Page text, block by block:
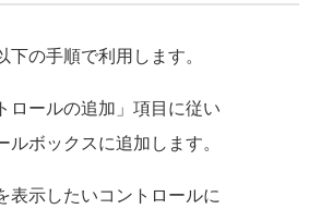
の手順で利用します。
ロールの追加」項目に従い
ボックスに追加します。
表示したいコントロールに